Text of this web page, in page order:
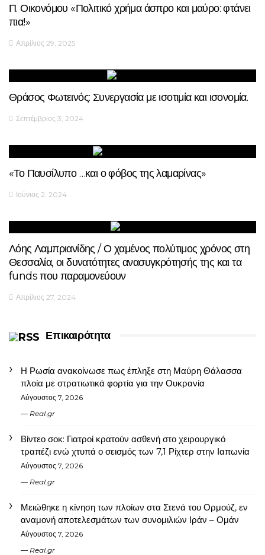
Π. Οικονόμου «Πολιτικό χρήμα άσπρο και μαύρο: φτάνει
πια!»
Απρίλιος 29, 2025
Θράσος Φωτεινός: Συνεργασία με ισοτιμία και ισονομία.
Σεπτέμβριος 3, 2024
«Το Παυσίλυπο …και ο φόβος της λαμαρίνας»
Ιούνιος 2, 2024
Λόης Λαμπριανίδης / Ο χαμένος πολύτιμος χρόνος στη
Θεσσαλία, οι δυνατότητες ανασυγκρότησής της και τα
funds που παραμονεύουν
Απρίλιος 27, 2024
Επικαιρότητα
Η Ρωσία ανακοίνωσε πως έπληξε στη Μαύρη Θάλασσα
πλοία με στρατιωτικά φορτία για την Ουκρανία
Αύγουστος 7, 2026
Real.gr
Βίντεο σοκ: Γιατροί κρατούν ασθενή στο χειρουργικό
τραπέζι ενώ χτυπά ο σεισμός των 7,1 Ρίχτερ στην Ιαπωνία
Αύγουστος 7, 2026
Real.gr
Μειώθηκε η κίνηση των πλοίων στα Στενά του Ορμούζ, εν
αναμονή αποτελεσμάτων των συνομιλιών Ιράν – Ομάν
Αύγουστος 7, 2026
Real.gr